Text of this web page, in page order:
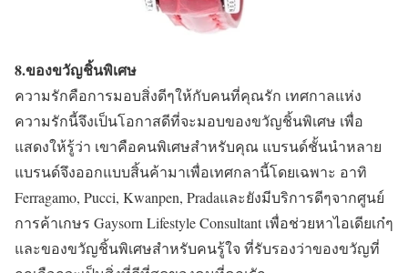
8.ของขวัญชิ้นพิเศษ
ความรักคือการมอบสิ่งดีๆให้กับคนที่คุณรัก เทศกาลแห่ง
ความรักนี้จึงเป็นโอกาสดีที่จะมอบของขวัญชิ้นพิเศษ เพื่อ
แสดงให้รู้ว่า เขาคือคนพิเศษสำหรับคุณ แบรนด์ชั้นนำหลาย
แบรนด์จึงออกแบบสิ้นค้ามาเพื่อเทศกลานี้โดยเฉพาะ อาทิ
Ferragamo, Pucci, Kwanpen, Pradaและยังมีบริการดีๆจากศูนย์
การค้าเกษร Gaysorn Lifestyle Consultant เพื่อช่วยหาไอเดียเก๋ๆ
และของขวัญชิ้นพิเศษสำหรับคนรู้ใจ ที่รับรองว่าของขวัญที่